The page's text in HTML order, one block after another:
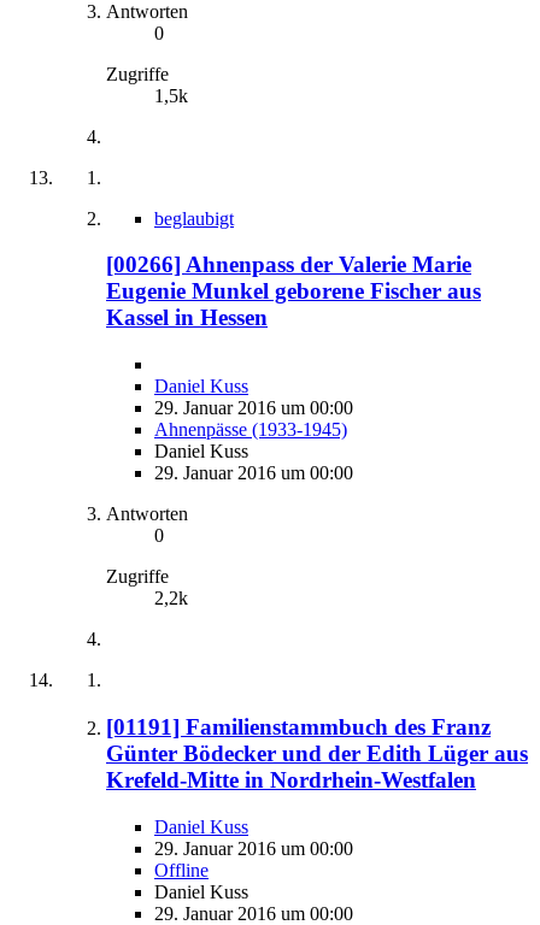
Antworten
0
Zugriffe
1,5k
beglaubigt
[00266] Ahnenpass der Valerie Marie
Eugenie Munkel geborene Fischer aus
Kassel in Hessen
Daniel Kuss
29. Januar 2016 um 00:00
Ahnenpässe (1933-1945)
Daniel Kuss
29. Januar 2016 um 00:00
Antworten
0
Zugriffe
2,2k
[01191] Familienstammbuch des Franz
Günter Bödecker und der Edith Lüger aus
Krefeld-Mitte in Nordrhein-Westfalen
Daniel Kuss
29. Januar 2016 um 00:00
Offline
Daniel Kuss
29. Januar 2016 um 00:00